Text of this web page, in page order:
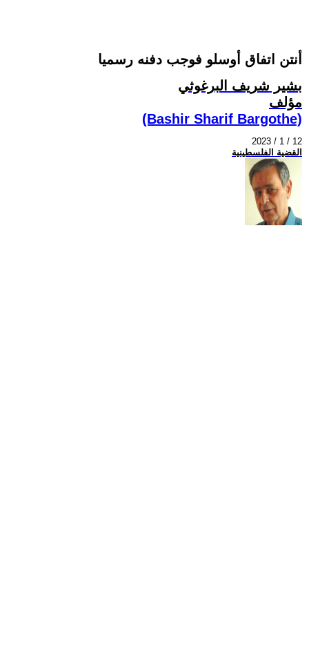
أنتن اتفاق أوسلو فوجب دفنه رسميا
بشير شريف البرغوثي
مؤلف
(Bashir Sharif Bargothe)
2023 / 1 / 12
القضية الفلسطينية